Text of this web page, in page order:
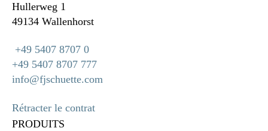
Hullerweg 1
49134 Wallenhorst
+49 5407 8707 0
+49 5407 8707 777
info@fjschuette.com
Rétracter le contrat
PRODUITS